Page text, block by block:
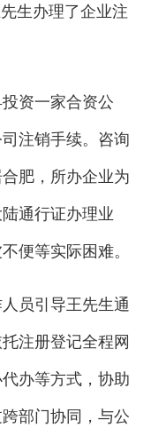
生办理了企业注
资一家合资公
注销手续。咨询
肥，所办企业为
通行证办理业
便等实际困难。
员引导王先生通
注册登记全程网
办等方式，协助
部门协同，与公